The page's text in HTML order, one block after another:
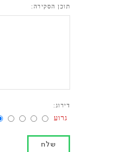
תוכן הסקירה:
דירוג:
גרוע